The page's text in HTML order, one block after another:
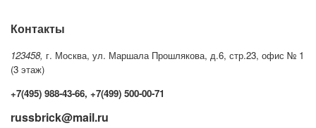
Контакты
123458, г. Москва, ул. Маршала Прошлякова, д.6, стр.23, офис № 1
(3 этаж)
+7(495) 988-43-66, +7(499) 500-00-71
russbrick@mail.ru